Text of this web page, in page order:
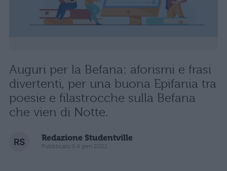
Auguri per la Befana: aforismi e frasi
divertenti, per una buona Epifania tra
poesie e filastrocche sulla Befana
che vien di Notte.
Redazione Studentville
Pubblicato il 4 gen 2021